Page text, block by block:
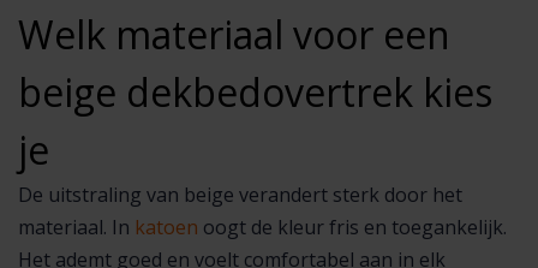
Welk materiaal voor een
beige dekbedovertrek kies
je
De uitstraling van beige verandert sterk door het
materiaal. In katoen oogt de kleur fris en toegankelijk.
Het ademt goed en voelt comfortabel aan in elk